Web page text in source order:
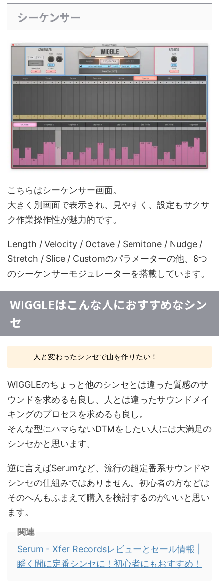
シーケンサー
こちらはシーケンサー画面。
大きく別画面で表示され、見やすく、設定もサクサ
ク作業操作性が魅力的です。
Length / Velocity / Octave / Semitone / Nudge /
Stretch / Slice / Customのパラメーターの他、8つ
のシーケンサーモジュレーターを搭載しています。
WIGGLEはこんな人におすすめなシン
セ
人と変わったシンセで曲を作りたい！
WIGGLEのちょっと他のシンセとは違った質感のサ
ウンドを求めるも良し、人とは違ったサウンドメイ
キングのプロセスを求めるも良し。
そんな型にハマらないDTMをしたい人には大満足の
シンセかと思います。
逆に言えばSerumなど、流行の超定番系サウンドや
シンセの仕組みではありません。初心者の方などは
そのへんもふまえて購入を検討するのがいいと思い
ます。
関連
Serum - Xfer Recordsレビューとセール情報 |
瞬く間に定番シンセに！初心者にもおすすめ！